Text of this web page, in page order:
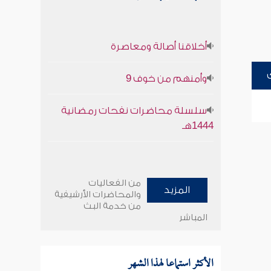
أخلاقنا أصالة ومعاصرة
وأمنهم من خوف 9
سلسلة محاضرات نفحات رمضانية
1444هـ
المزيد
من الفعاليات
والمحاضرات الأرشيفية
من خدمة البث
المباشر
الأكثر استماعا لهذا الشهر